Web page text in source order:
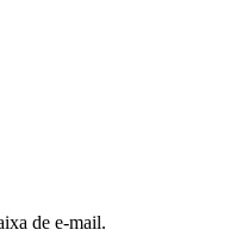
de e-mail.